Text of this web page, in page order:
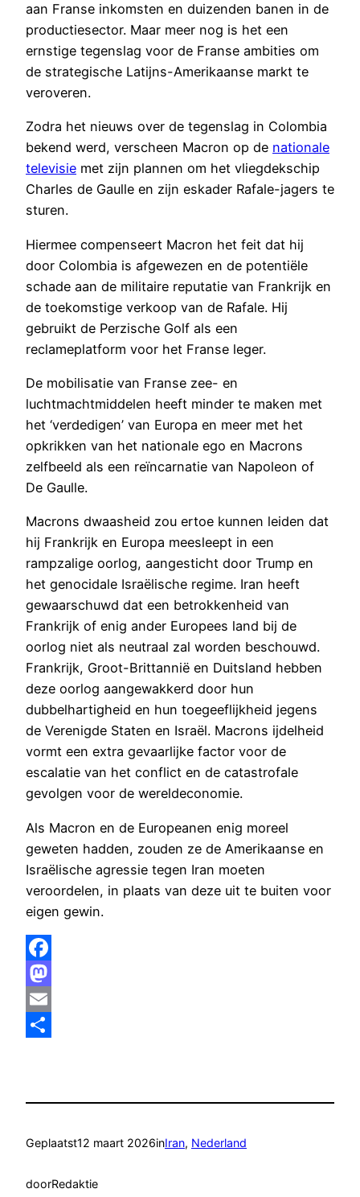
aan Franse inkomsten en duizenden banen in de
productiesector. Maar meer nog is het een
ernstige tegenslag voor de Franse ambities om
de strategische Latijns-Amerikaanse markt te
veroveren.
Zodra het nieuws over de tegenslag in Colombia
bekend werd, verscheen Macron op de nationale
televisie met zijn plannen om het vliegdekschip
Charles de Gaulle en zijn eskader Rafale-jagers te
sturen.
Hiermee compenseert Macron het feit dat hij
door Colombia is afgewezen en de potentiële
schade aan de militaire reputatie van Frankrijk en
de toekomstige verkoop van de Rafale. Hij
gebruikt de Perzische Golf als een
reclameplatform voor het Franse leger.
De mobilisatie van Franse zee- en
luchtmachtmiddelen heeft minder te maken met
het ‘verdedigen’ van Europa en meer met het
opkrikken van het nationale ego en Macrons
zelfbeeld als een reïncarnatie van Napoleon of
De Gaulle.
Macrons dwaasheid zou ertoe kunnen leiden dat
hij Frankrijk en Europa meesleept in een
rampzalige oorlog, aangesticht door Trump en
het genocidale Israëlische regime. Iran heeft
gewaarschuwd dat een betrokkenheid van
Frankrijk of enig ander Europees land bij de
oorlog niet als neutraal zal worden beschouwd.
Frankrijk, Groot-Brittannië en Duitsland hebben
deze oorlog aangewakkerd door hun
dubbelhartigheid en hun toegeeflijkheid jegens
de Verenigde Staten en Israël. Macrons ijdelheid
vormt een extra gevaarlijke factor voor de
escalatie van het conflict en de catastrofale
gevolgen voor de wereldeconomie.
Als Macron en de Europeanen enig moreel
geweten hadden, zouden ze de Amerikaanse en
Israëlische agressie tegen Iran moeten
veroordelen, in plaats van deze uit te buiten voor
eigen gewin.
Facebook
Mastodon
Email
Geplaatst12 maart 2026inIran, Nederland
doorRedaktie